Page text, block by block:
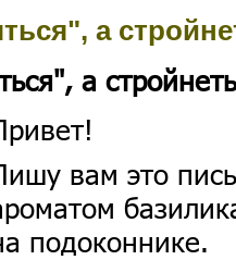
а
а
вам это
подоконнике.